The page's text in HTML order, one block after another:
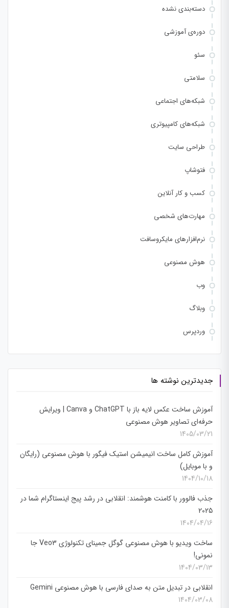
دسته‌بندی نشده
دوره‌ی آموزشی
سئو
سلامتی
شبکه‌های اجتماعی
شبکه‌های کامپیوتری
طراحی سایت
فتوشاپ
کسب و کار آنلاین
مهارت‌های شخصی
نرم‌افزارهای مایکروسافت
هوش مصنوعی
وب
وبلاگ
وردپرس
جدیدترین نوشته ها
آموزش ساخت عکس لایه باز با ChatGPT و Canva | ویرایش
حرفه‌ای تصاویر هوش مصنوعی
1405/03/21
آموزش کامل ساخت انیمیشن استیک فیگور با هوش مصنوعی (رایگان
و با موبایل)
1404/10/18
جذب فالوور با کامنت هوشمند: انقلابی در رشد پیج اینستاگرام شما در
2025
1404/04/16
ساخت ویدیو با هوش مصنوعی گوگل جمینای تکنولوژی Veo3 جا
نمونی!
1404/03/13
انقلابی در تبدیل متن به صدای فارسی با هوش مصنوعی Gemini
1404/03/08